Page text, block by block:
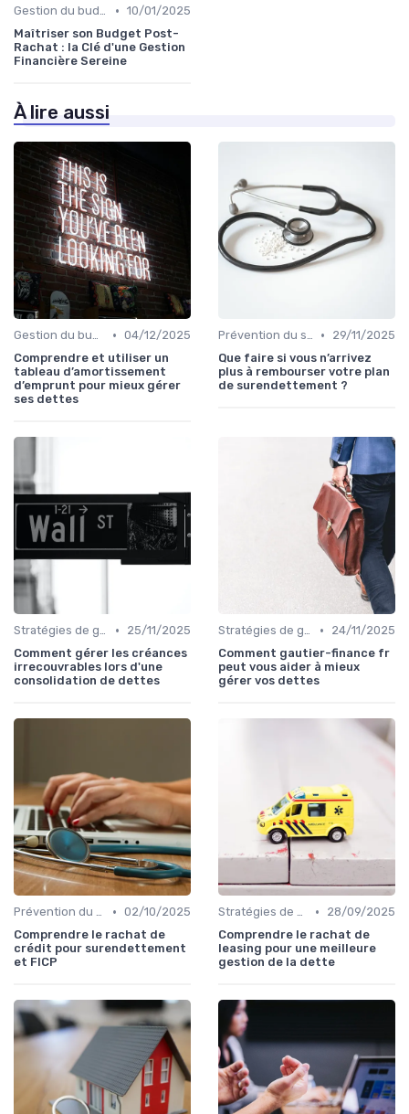
Gestion du budget après rachat • 10/01/2025
Maîtriser son Budget Post-
Rachat : la Clé d'une Gestion
Financière Sereine
À lire aussi
Gestion du budget après rachat • 04/12/2025
Comprendre et utiliser un
tableau d’amortissement
d’emprunt pour mieux gérer
ses dettes
Prévention du surendettement •
29/11/2025
Que faire si vous n’arrivez
plus à rembourser votre plan
de surendettement ?
Stratégies de gestion de dette •
25/11/2025
Comment gérer les créances
irrecouvrables lors d'une
consolidation de dettes
Stratégies de gestion de dette •
24/11/2025
Comment gautier-finance fr
peut vous aider à mieux
gérer vos dettes
Prévention du surendettement • 02/10/2025
Comprendre le rachat de
crédit pour surendettement
et FICP
Stratégies de gestion de dette •
28/09/2025
Comprendre le rachat de
leasing pour une meilleure
gestion de la dette